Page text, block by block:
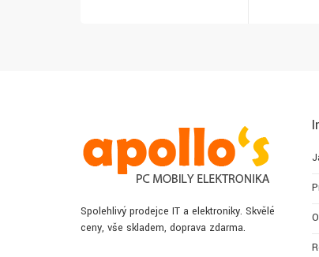
Spolehlivý prodejce IT a elektroniky. Skvělé
ceny, vše skladem, doprava zdarma.